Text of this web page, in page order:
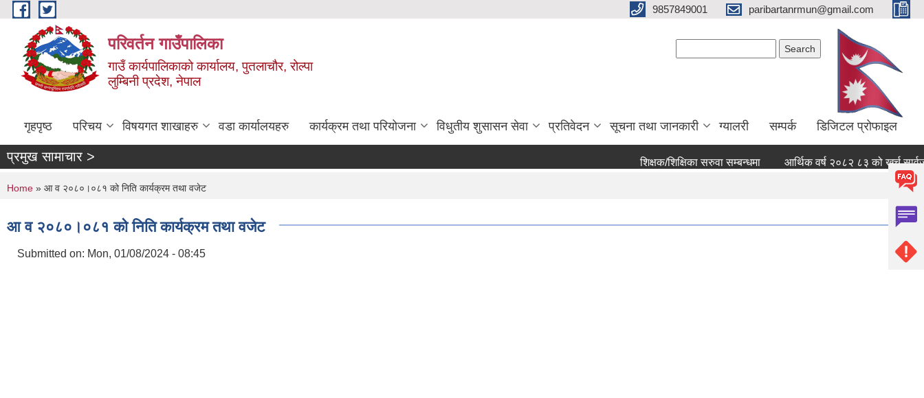
Skip to main content 9857849001 paribartanrmun@gmail.com
परिवर्तन गाउँपालिका
गाउँ कार्यपालिकाको कार्यालय, पुतलाचौर, रोल्पा
लुम्बिनी प्रदेश, नेपाल
गृहपृष्ठ परिचय विषयगत शाखाहरु वडा कार्यालयहरु कार्यक्रम तथा परियोजना विधुतीय शुसासन सेवा प्रतिवेदन सूचना तथा जानकारी ग्यालरी सम्पर्क डिजिटल प्रोफाइल
प्रमुख सामाचार > शिक्षक/शिक्षिका सरुवा सम्बन्धमा आर्थिक वर्ष २०८२ ८३ को खर्च सार्वजनिक
You are here
Home » आ व २०८०।०८१ को निति कार्यक्रम तथा वजेट
आ व २०८०।०८१ को निति कार्यक्रम तथा वजेट
Submitted on: Mon, 01/08/2024 - 08:45